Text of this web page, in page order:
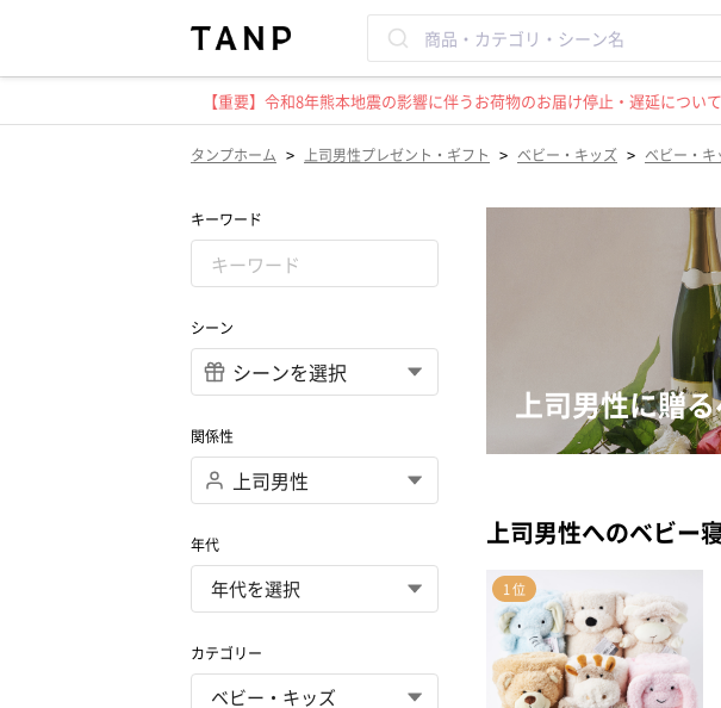
【重要】令和8年熊本地震の影響に伴うお荷物のお届け停止・遅延につい
タンプホーム > 上司男性プレゼント・ギフト > ベビー・キッズ > ベビー・
キーワード
シーン
関係性
年代
カテゴリー
上司男性に贈
上司男性へのベビー